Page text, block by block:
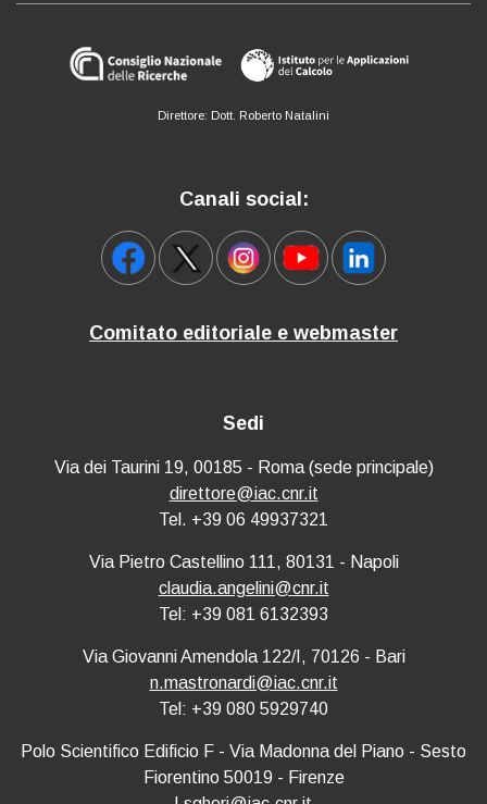
Direttore: Dott. Roberto Natalini
Canali social:
Comitato editoriale e webmaster
Sedi
Via dei Taurini 19, 00185 - Roma (sede principale)
direttore@iac.cnr.it
Tel. +39 06 49937321
Via Pietro Castellino 111, 80131 - Napoli
claudia.angelini@cnr.it
Tel: +39 081 6132393
Via Giovanni Amendola 122/I, 70126 - Bari
n.mastronardi@iac.cnr.it
Tel: +39 080 5929740
Polo Scientifico Edificio F - Via Madonna del Piano - Sesto
Fiorentino 50019 - Firenze